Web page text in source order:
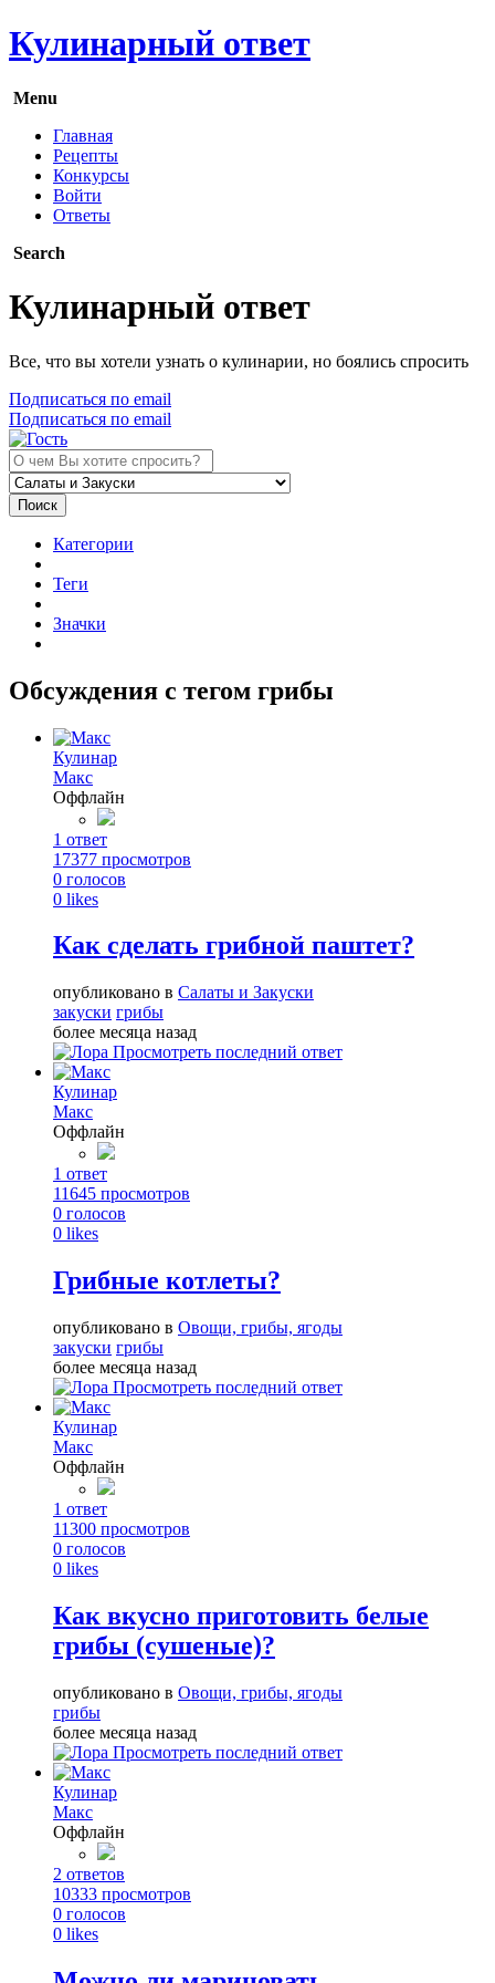
Кулинарный ответ
Menu
Главная
Рецепты
Конкурсы
Войти
Ответы
Search
Кулинарный ответ
Все, что вы хотели узнать о кулинарии, но боялись спросить
Подписаться по email
Подписаться по email
Поиск
Категории
Теги
Значки
Обсуждения с тегом грибы
Кулинар
Макс
Оффлайн
1 ответ
17377 просмотров
0 голосов
0 likes
Как сделать грибной паштет?
опубликовано в Салаты и Закуски
закуски грибы
более месяца назад
Просмотреть последний ответ
Кулинар
Макс
Оффлайн
1 ответ
11645 просмотров
0 голосов
0 likes
Грибные котлеты?
опубликовано в Овощи, грибы, ягоды
закуски грибы
более месяца назад
Просмотреть последний ответ
Кулинар
Макс
Оффлайн
1 ответ
11300 просмотров
0 голосов
0 likes
Как вкусно приготовить белые
грибы (сушеные)?
опубликовано в Овощи, грибы, ягоды
грибы
более месяца назад
Просмотреть последний ответ
Кулинар
Макс
Оффлайн
2 ответов
10333 просмотров
0 голосов
0 likes